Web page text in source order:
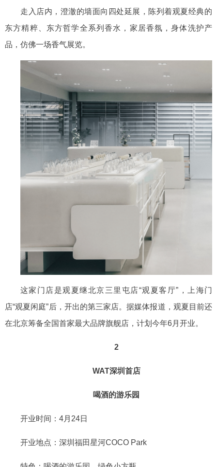
走入店内，澄澈的墙面向四处延展， 陈列着观夏经典的
东方精粹、东方哲学全系列香水，家居香氛，身体洗护产
品 ，仿佛一场香气展览。
这家门店是观夏继北京三里屯店“观夏客厅”，上海门
店“观夏闲庭”后，开出的第三家店。据媒体报道，观夏目前还
在北京筹备全国首家最大品牌旗舰店，计划今年6月开业。
2
WAT深圳首店
喝酒的游乐园
开业时间： 4月24日
开业地点：深圳福田星河COCO Park